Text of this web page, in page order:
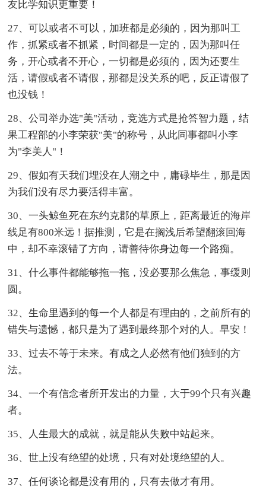
友比学知识更重要！
27、可以或者不可以，加班都是必须的，因为那叫工
作，抓紧或者不抓紧，时间都是一定的，因为那叫任
务，开心或者不开心，一切都是必须的，因为还要生
活，请假或者不请假，那都是没关系的吧，反正请假了
也没钱！
28、公司举办选"美"活动，竞选方式是抢答智力题，结
果工程部的小李荣获"美"的称号，从此同事都叫小李
为"李美人"！
29、假如有天我们埋没在人潮之中，庸碌毕生，那是因
为我们没有尽力要活得丰富。
30、一头鲸鱼死在东约克郡的草原上，距离最近的海岸
线足有800米远！据推测，它是在搁浅后希望翻滚回海
中，却不幸滚错了方向，请善待你身边每一个路痴。
31、什么事件都能够拖一拖，没必要那么焦急，事缓则
圆。
32、生命里遇到的每一个人都是有理由的，之前所有的
错失与遗憾，都只是为了遇到最终那个对的人。早安！
33、过去不等于未来。有成之人必然有他们独到的方
法。
34、一个有信念者所开发出的力量，大于99个只有兴趣
者。
35、人生最大的成就，就是能从失败中站起来。
36、世上没有绝望的处境，只有对处境绝望的人。
37、任何谈论都是没有用的，只有去做才有用。